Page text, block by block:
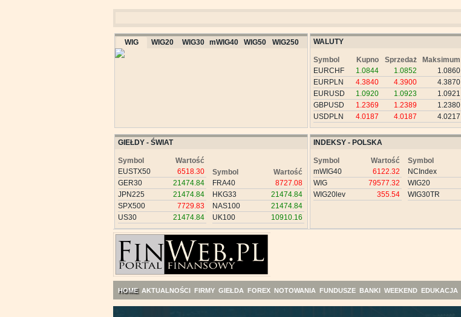
WIG WIG20 WIG30 mWIG40 WIG50 WIG250 WALUTY
Symbol Kupno Sprzedaż Maksimum
EURCHF
1.0844 1.0852 1.0860
EURPLN
4.3840 4.3900 4.3870
EURUSD
1.0920 1.0923 1.0921
GBPUSD
1.2369 1.2389 1.2380
USDPLN
4.0187 4.0187 4.0217
GIEŁDY - ŚWIAT
Symbol
Wartość
EUSTX50
6518.30
GER30
21474.84
JPN225
21474.84
SPX500
7729.83
US30
21474.84
Symbol
Wartość
FRA40
8727.08
HKG33
21474.84
NAS100
21474.84
UK100
10910.16
INDEKSY - POLSKA
Symbol
Wartość
mWIG40
6122.32
WIG
79577.32
WIG20lev
355.54
Symbol
NCIndex
WIG20
WIG30TR
HOME AKTUALNOŚCI FIRMY GIEŁDA FOREX NOTOWANIA FUNDUSZE BANKI WEEKEND EDUKACJA